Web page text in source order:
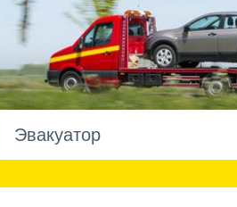
Эвакуатор